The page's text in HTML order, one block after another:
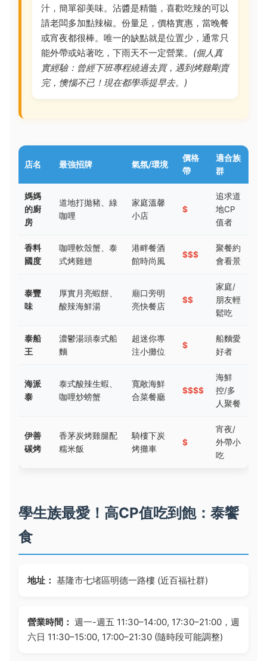
汁，簡單卻美味。沾醬是精髓，喜歡吃辣的可以
請老闆多加點辣椒。份量足，價格實惠，當晚餐
或宵夜都很棒。唯一的缺點就是位置少，通常只
能外帶或站著吃，下雨天不一定營業。 (個人真
實經驗：曾經下班專程繞過去買，遇到烤雞剛賣
完，懊惱不已！現在都學乖提早去。)
店名 最強招牌 氣氛/環境
價格
帶
適合族
群
媽媽
的廚
房
道地打拋豬、綠
咖哩
家庭溫馨
小店
$
追求道
地CP
值者
香料
國度
咖哩軟殼蟹、泰
式烤雞翅
港畔餐酒
館時尚風
$$$
聚餐約
會看景
泰豐
味
厚實月亮蝦餅、
酸辣海鮮湯
廟口旁明
亮快餐店
$$
家庭/
朋友輕
鬆吃
泰船
王
濃鬱湯頭泰式船
麵
超迷你專
注小攤位
$
船麵愛
好者
海派
泰
泰式酸辣生蝦、
咖哩炒螃蟹
寬敞海鮮
合菜餐廳
$$$$
海鮮
控/多
人聚餐
伊善
碳烤
香茅炭烤雞腿配
糯米飯
騎樓下炭
烤攤車
$
宵夜/
外帶小
吃
學生族最愛！高CP值吃到飽：泰饗
食
地址： 基隆市七堵區明德一路樓 (近百福社群)
營業時間： 週一-週五 11:30–14:00, 17:30–21:00，週
六日 11:30–15:00, 17:00–21:30 (隨時段可能調整)